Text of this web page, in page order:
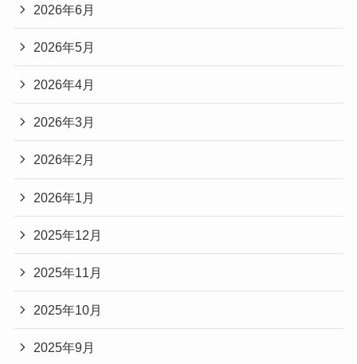
2026年6月
2026年5月
2026年4月
2026年3月
2026年2月
2026年1月
2025年12月
2025年11月
2025年10月
2025年9月